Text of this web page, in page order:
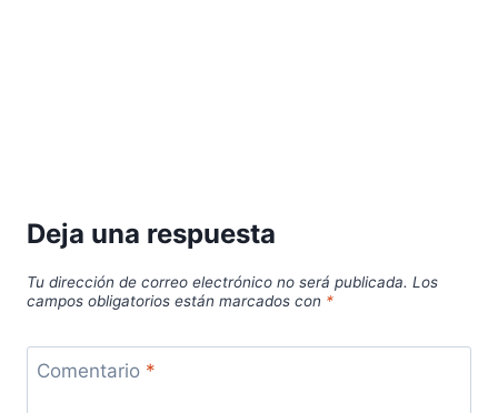
Deja una respuesta
Tu dirección de correo electrónico no será publicada. Los
campos obligatorios están marcados con *
Comentario *